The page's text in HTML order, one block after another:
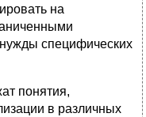
на
специфических
понятия,
в различных